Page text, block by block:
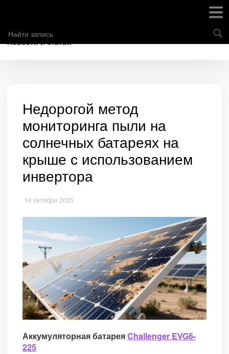
Новости и статьи
Недорогой метод
мониторинга пыли на
солнечных батареях на
крыше с использованием
инвертора
14 октября 2025
Аккумуляторная батареяChallenger EVG6-
225